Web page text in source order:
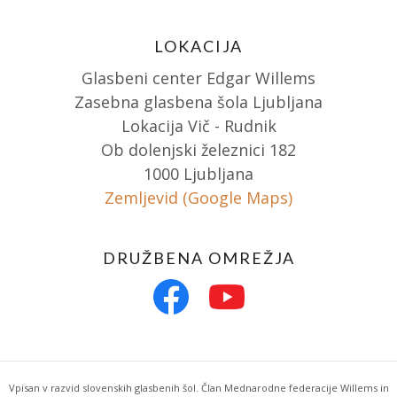
LOKACIJA
Glasbeni center Edgar Willems
Zasebna glasbena šola Ljubljana
Lokacija Vič - Rudnik
Ob dolenjski železnici 182
1000 Ljubljana
Zemljevid (Google Maps)
DRUŽBENA OMREŽJA
Vpisan v razvid slovenskih glasbenih šol. Član Mednarodne federacije Willems in